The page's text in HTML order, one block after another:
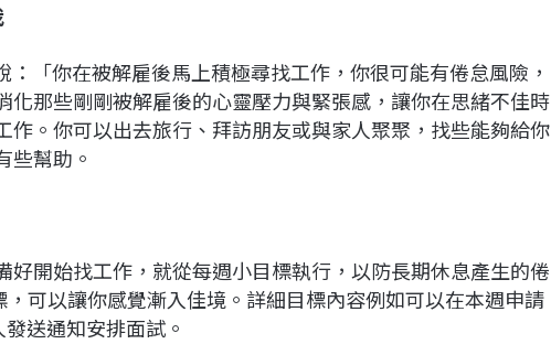
「你在被解雇後馬上積極尋找工作，你很可能有倦怠風險，
化那些剛剛被解雇後的心靈壓力與緊張感，讓你在思緒不佳時
作。你可以出去旅行、拜訪朋友或與家人聚聚，找些能夠給你
些幫助。
好開始找工作，就從每週小目標執行，以防長期休息產生的倦
可以讓你感覺漸入佳境。詳細目標內容例如可以在本週申請
送通知安排面試。